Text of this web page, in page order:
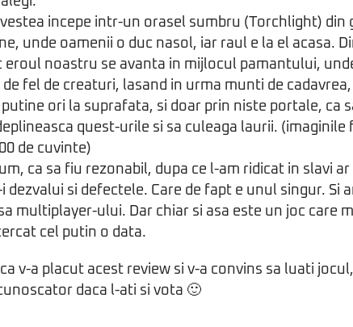
incepe intr-un orasel sumbru (Torchlight) din
unde oamenii o duc nasol, iar raul e la el acasa.
eroul noastru se avanta in mijlocul pamantului,
de fel de creaturi, lasand in urma munti de
putine ori la suprafata, si doar prin niste portale, ca
quest-urile si sa culeaga laurii. (imaginile
de cuvinte)
ca sa fiu rezonabil, dupa ce l-am ridicat in slavi
i dezvalui si defectele. Care de fapt e unul singur. Si
multiplayer-ului. Dar chiar si asa este un joc care
cel putin o data.
v-a placut acest review si v-a convins sa luati
daca l-ati si vota 🙂